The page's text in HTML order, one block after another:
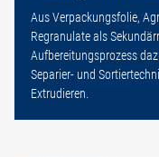
Aus Verpackungsfolie,
Regranulate als
Aufbereitungsprozess
Separier- und
Extrudieren.